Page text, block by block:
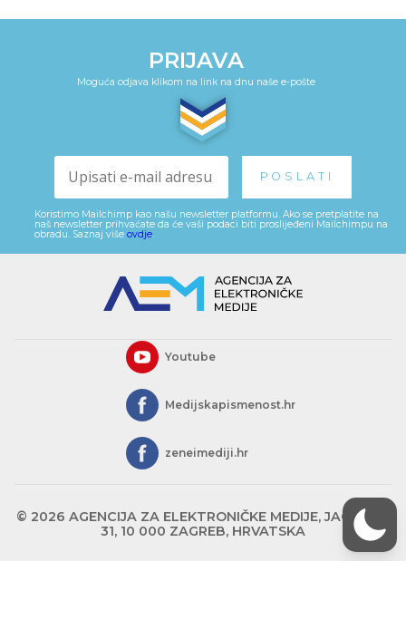
PRIJAVA
Moguća odjava klikom na link na dnu naše e-pošte
Koristimo Mailchimp kao našu newsletter platformu. Ako se pretplatite na
naš newsletter prihvaćate da će vaši podaci biti proslijeđeni Mailchimpu na
obradu. Saznaj više ovdje
Youtube
Medijskapismenost.hr
zeneimediji.hr
© 2026 AGENCIJA ZA ELEKTRONIČKE MEDIJE, JAGIĆEVA
31, 10 000 ZAGREB, HRVATSKA